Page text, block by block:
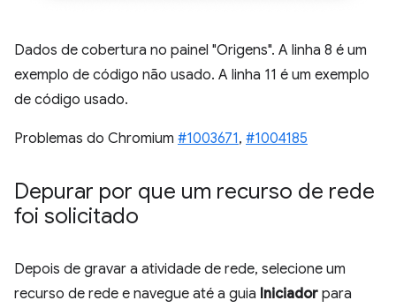
Dados de cobertura no painel "Origens". A linha 8 é um
exemplo de código não usado. A linha 11 é um exemplo
de código usado.
Problemas do Chromium #1003671, #1004185
Depurar por que um recurso de rede
foi solicitado
Depois de gravar a atividade de rede, selecione um
recurso de rede e navegue até a guia Iniciador para